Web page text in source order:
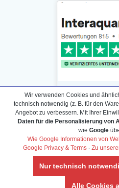
Widerrufs­recht /
AGB &
Umwelt und
Wir verwenden Cookies und
technisch notwendig (z. B. für den
Angebot zu verbessern. Mit Ihrer
Daten für die Personalisierung von
wie Google
Wie Google Informationen von
Google Privacy & Terms · Zu
Nur technisch
Alle Cookies